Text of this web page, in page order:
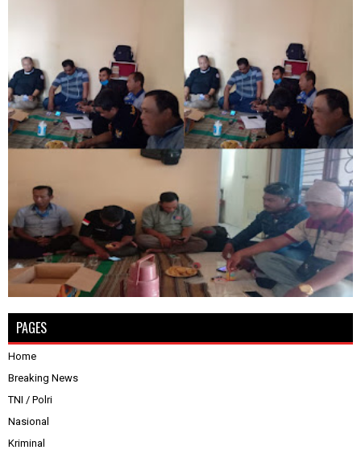
PAGES
Home
Breaking News
TNI / Polri
Nasional
Kriminal